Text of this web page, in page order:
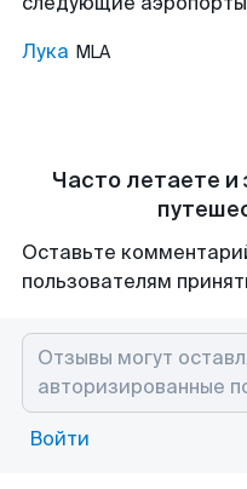
Лука MLA
Часто летаете и
Оставьте
пользователям
Войти